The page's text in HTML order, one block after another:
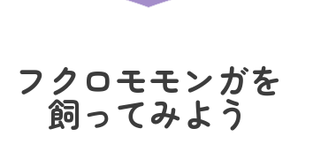
フクロモモンガを
飼ってみよう